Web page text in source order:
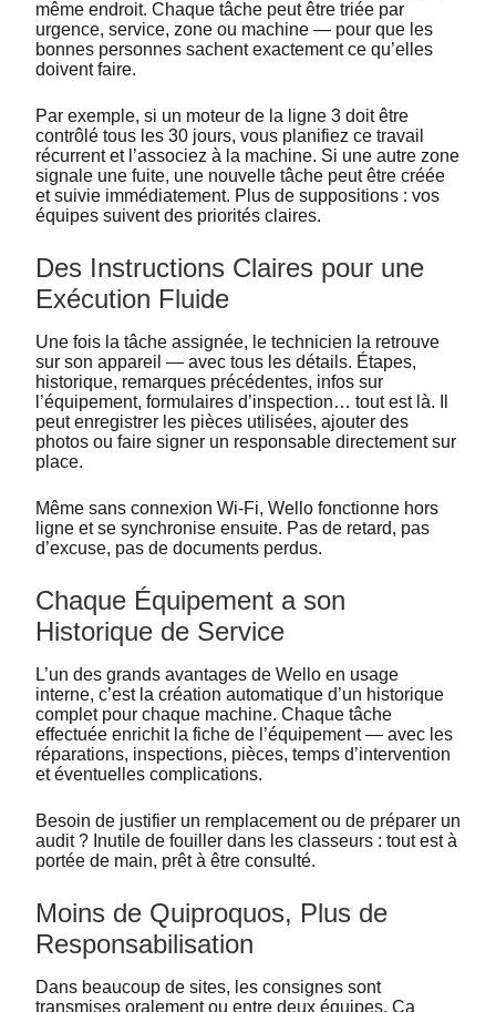
même endroit. Chaque tâche peut être triée par
urgence, service, zone ou machine — pour que les
bonnes personnes sachent exactement ce qu’elles
doivent faire.
Par exemple, si un moteur de la ligne 3 doit être
contrôlé tous les 30 jours, vous planifiez ce travail
récurrent et l’associez à la machine. Si une autre zone
signale une fuite, une nouvelle tâche peut être créée
et suivie immédiatement. Plus de suppositions : vos
équipes suivent des priorités claires.
Des Instructions Claires pour une
Exécution Fluide
Une fois la tâche assignée, le technicien la retrouve
sur son appareil — avec tous les détails. Étapes,
historique, remarques précédentes, infos sur
l’équipement, formulaires d’inspection… tout est là. Il
peut enregistrer les pièces utilisées, ajouter des
photos ou faire signer un responsable directement sur
place.
Même sans connexion Wi-Fi, Wello fonctionne hors
ligne et se synchronise ensuite. Pas de retard, pas
d’excuse, pas de documents perdus.
Chaque Équipement a son
Historique de Service
L’un des grands avantages de Wello en usage
interne, c’est la création automatique d’un historique
complet pour chaque machine. Chaque tâche
effectuée enrichit la fiche de l’équipement — avec les
réparations, inspections, pièces, temps d’intervention
et éventuelles complications.
Besoin de justifier un remplacement ou de préparer un
audit ? Inutile de fouiller dans les classeurs : tout est à
portée de main, prêt à être consulté.
Moins de Quiproquos, Plus de
Responsabilisation
Dans beaucoup de sites, les consignes sont
transmises oralement ou entre deux équipes. Ça